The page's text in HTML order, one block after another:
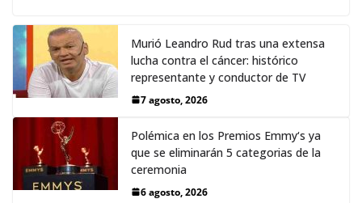
Murió Leandro Rud tras una extensa
lucha contra el cáncer: histórico
representante y conductor de TV
7 agosto, 2026
Polémica en los Premios Emmy‘s ya
que se eliminarán 5 categorias de la
ceremonia
6 agosto, 2026